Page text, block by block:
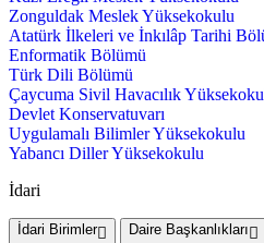
Zonguldak Meslek Yüksekokulu
Atatürk İlkeleri ve İnkılâp Tarihi
Enformatik Bölümü
Türk Dili Bölümü
Çaycuma Sivil Havacılık
Devlet Konservatuvarı
Uygulamalı Bilimler Yüksekokulu
Yabancı Diller Yüksekokulu
İdari
İdari Birimler Daire Başkanlıkları